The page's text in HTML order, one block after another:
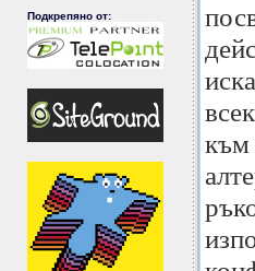
Подкрепяно от:
към